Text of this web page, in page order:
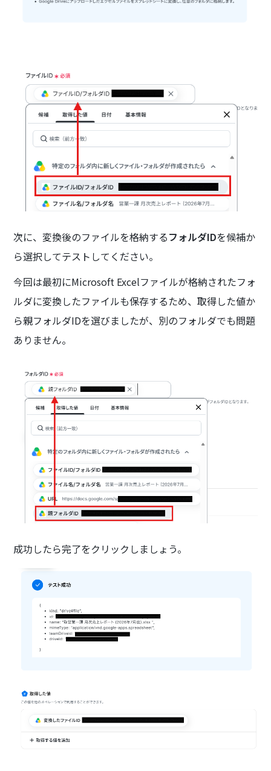
次に、変換後のファイルを格納するフォルダIDを候補か
ら選択してテストしてください。
今回は最初にMicrosoft Excelファイルが格納されたフォ
ルダに変換したファイルも保存するため、取得した値か
ら親フォルダIDを選びましたが、別のフォルダでも問題
ありません。
成功したら完了をクリックしましょう。